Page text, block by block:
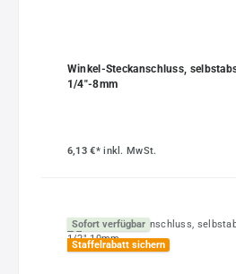
Winkel-Steckanschluss,
1/4"-8mm
6,13 €*inkl. MwSt.
Sofort verfügbar
Staffelrabatt sichern